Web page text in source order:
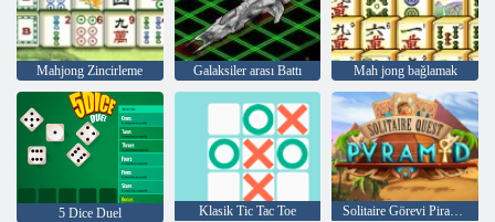
Mahjong Zincirleme Galaksiler arası Battı Mah jong bağlamak
5 Dice Duel Klasik Tic Tac Toe Solitaire Görevi Piramidi